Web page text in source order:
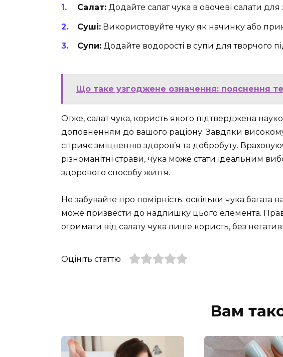
Салат: Додайте салат чука в овочеві салати для
Суші: Використовуйте чуку як начинку або
Супи: Додайте водорості в супи для творчого
Що таке узгоджене означення: пояснення
Отже, салат чука, користь якого підтверджена
доповненням до вашого раціону. Завдяки
сприяє зміцненню здоров’я та добробуту.
різноманітні страви, чука може стати ідеальним
здорового способу життя.
Не забувайте про помірність: оскільки чука багата
може призвести до надлишку цього елемента.
отримати від салату чука лише користь, без
Оцініть статтю
Вам